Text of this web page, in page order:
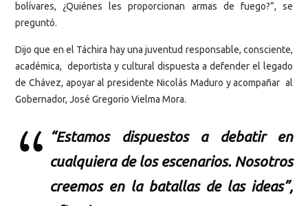
bolívares, ¿Quiénes les proporcionan armas de fuego?”, se
preguntó.
Dijo que en el Táchira hay una juventud responsable, consciente,
académica, deportista y cultural dispuesta a defender el legado
de Chávez, apoyar al presidente Nicolás Maduro y acompañar al
Gobernador, José Gregorio Vielma Mora.
“Estamos dispuestos a debatir en
cualquiera de los escenarios. Nosotros
creemos en la batallas de las ideas”,